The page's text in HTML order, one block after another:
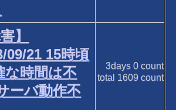
】
09/21 15時頃
な時間は不
ーバ動作不
3days 0count
total 1609 count